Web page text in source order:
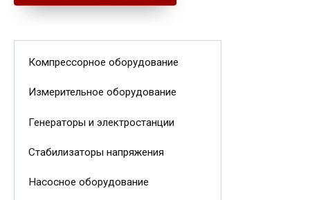
Компрессорное оборудование
Измерительное оборудование
Генераторы и электростанции
Стабилизаторы напряжения
Насосное оборудование